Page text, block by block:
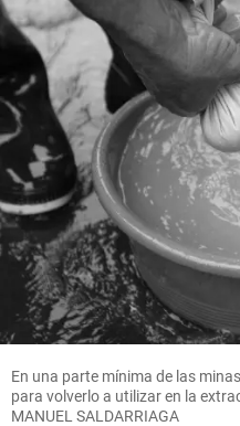
En una parte mínima de las
para volverlo a utilizar en la
MANUEL SALDARRIAGA